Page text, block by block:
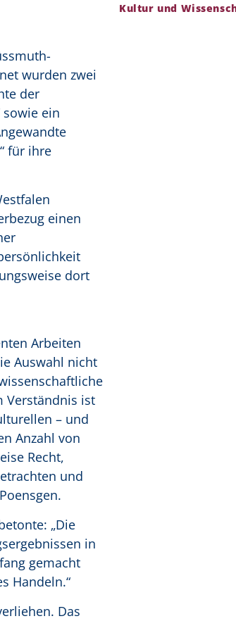
Kultur und
wurden zwei
der
sowie ein
für ihre
einen
dort
Arbeiten
Auswahl nicht
Verständnis ist
– und
Anzahl von
Recht,
und
„Die
in
gemacht
Handeln.“
Das